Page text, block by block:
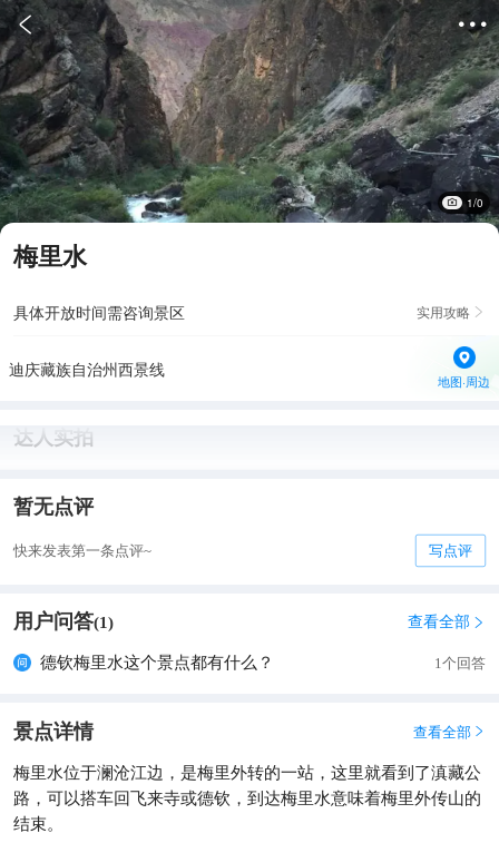
 
1/0
梅里水
具体开放时间需咨询景区 实用攻略 
迪庆藏族自治州西景线
地图·周边
达人实拍
暂无点评
快来发表第一条点评~ 写点评
用户问答(1) 查看全部 
德钦梅里水这个景点都有什么？ 1个回答
景点详情 查看全部 
梅里水位于澜沧江边，是梅里外转的一站，这里就看到了滇藏公
路，可以搭车回飞来寺或德钦，到达梅里水意味着梅里外传山的
结束。